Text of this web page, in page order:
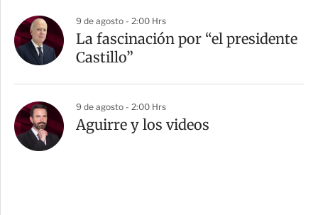
9 de agosto - 2:00 Hrs
La fascinación por “el presidente
Castillo”
9 de agosto - 2:00 Hrs
Aguirre y los videos